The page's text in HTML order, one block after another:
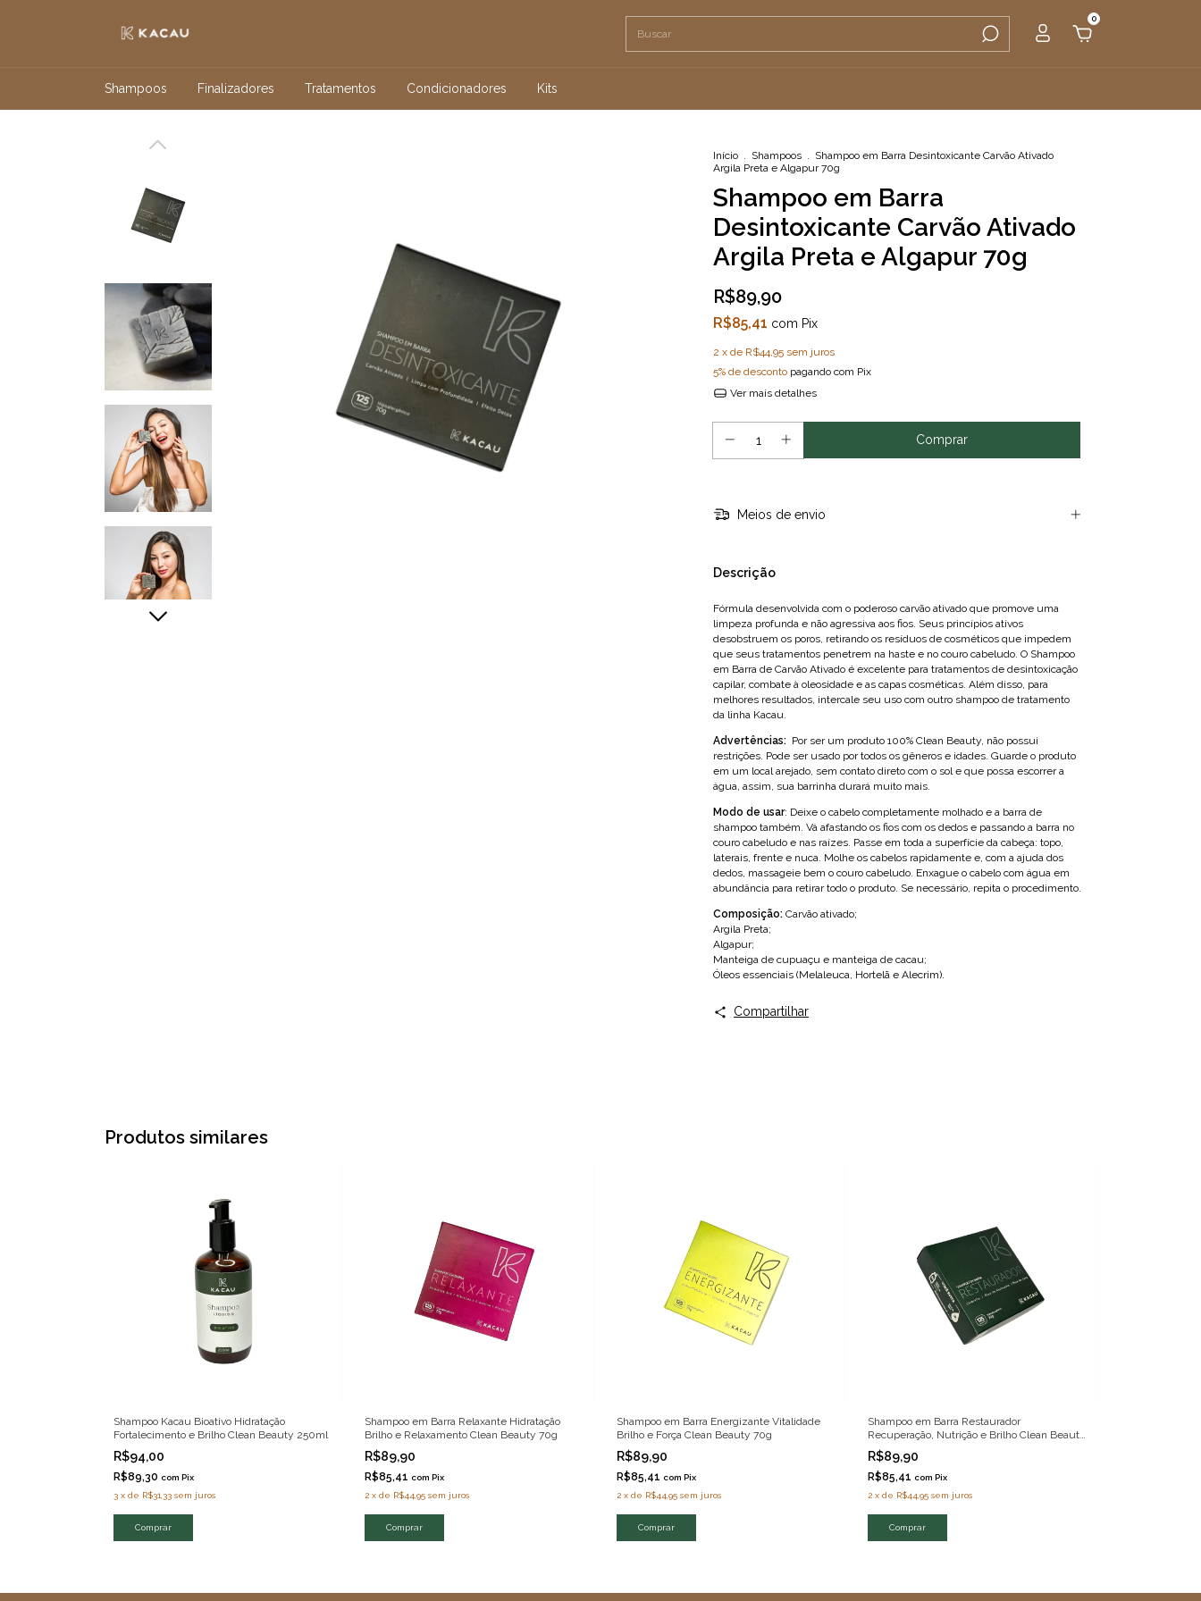
0
Shampoos Finalizadores Tratamentos Condicionadores Kits
Início . Shampoos . Shampoo em Barra Desintoxicante Carvão Ativado
Argila Preta e Algapur 70g
Shampoo em Barra
Desintoxicante Carvão Ativado
Argila Preta e Algapur 70g
R$89,90
R$85,41 com Pix
2 x de R$44,95 sem juros
5% de desconto pagando com Pix
Ver mais detalhes
Meios de envio
Descrição
Fórmula desenvolvida com o poderoso carvão ativado que promove uma
limpeza profunda e não agressiva aos fios. Seus princípios ativos
desobstruem os poros, retirando os resíduos de cosméticos que impedem
que seus tratamentos penetrem na haste e no couro cabeludo. O Shampoo
em Barra de Carvão Ativado é excelente para tratamentos de desintoxicação
capilar, combate à oleosidade e as capas cosméticas. Além disso, para
melhores resultados, intercale seu uso com outro shampoo de tratamento
da linha Kacau.
Advertências: Por ser um produto 100% Clean Beauty, não possui
restrições. Pode ser usado por todos os gêneros e idades. Guarde o produto
em um local arejado, sem contato direto com o sol e que possa escorrer a
água, assim, sua barrinha durará muito mais.
Modo de usar: Deixe o cabelo completamente molhado e a barra de
shampoo também. Vá afastando os fios com os dedos e passando a barra no
couro cabeludo e nas raízes. Passe em toda a superfície da cabeça: topo,
laterais, frente e nuca. Molhe os cabelos rapidamente e, com a ajuda dos
dedos, massageie bem o couro cabeludo. Enxague o cabelo com água em
abundância para retirar todo o produto. Se necessário, repita o procedimento.
Composição: Carvão ativado;
Argila Preta;
Algapur;
Manteiga de cupuaçu e manteiga de cacau;
Óleos essenciais (Melaleuca, Hortelã e Alecrim).
Compartilhar
Produtos similares
Shampoo Kacau Bioativo Hidratação
Fortalecimento e Brilho Clean Beauty 250ml
R$94,00
R$89,30 com Pix
3 x de R$31,33 sem juros
Shampoo em Barra Relaxante Hidratação
Brilho e Relaxamento Clean Beauty 70g
R$89,90
R$85,41com Pix
2 xde R$44,95 sem juros
Shampoo em Barra Energizante Vitalidade
Brilho e Força Clean Beauty 70g
R$89,90
R$85,41 com Pix
2 x de R$44,95 sem juros
Shampoo em Barra Restaurador
Recuperação, Nutrição e Brilho Clean Beauty
70g
R$89,90
R$85,41 com Pix
2 x de R$44,95 sem juros